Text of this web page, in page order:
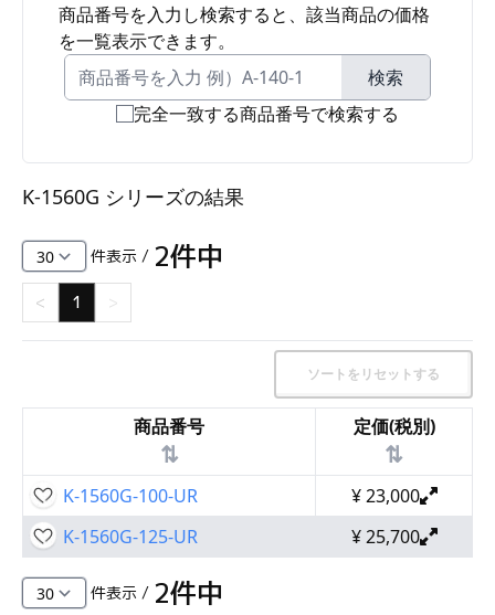
電気錠・インターロック
L・LE
S
キャスター・アジャスター・スライドレール・モ
K・KC
断熱・ライト・ラック
FD・FE
商品番号を入力し検索すると、該当商品の価格
を一覧表示できます。
検索
完全一致する商品番号で検索する
K-1560G シリーズの結果
件表示 / 2件中
< 1 >
ソートをリセットする
商品番号
⇅
定価(税別)
⇅
K-1560G-100-UR ¥23,000
K-1560G-125-UR
¥25,700
件表示 / 2件中